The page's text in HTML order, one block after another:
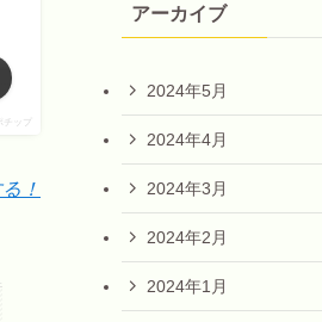
チップ
！
アーカイブ
2024年5月
2024年4月
2024年3月
2024年2月
2024年1月